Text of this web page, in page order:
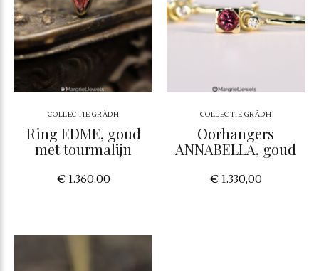
COLLECTIE GRÀDH
Ring EDME, goud
met tourmalijn
€ 1.360,00
COLLECTIE GRÀDH
Oorhangers
ANNABELLA, goud
€ 1.330,00